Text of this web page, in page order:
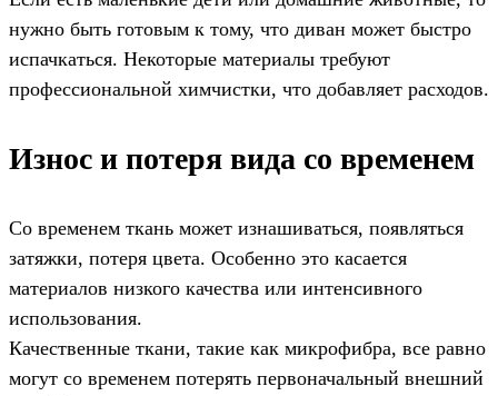
нужно быть готовым к тому, что диван может быстро
испачкаться. Некоторые материалы требуют
профессиональной химчистки, что добавляет расходов.
Износ и потеря вида со временем
Со временем ткань может изнашиваться, появляться
затяжки, потеря цвета. Особенно это касается
материалов низкого качества или интенсивного
использования.
Качественные ткани, такие как микрофибра, все равно
могут со временем потерять первоначальный внешний